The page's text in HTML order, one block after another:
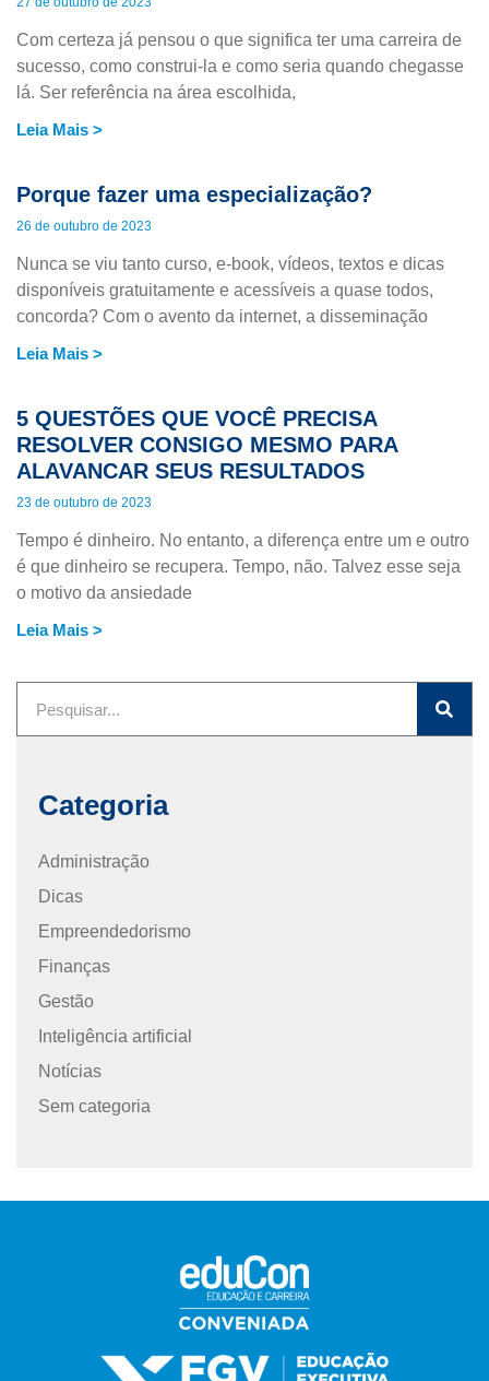
Com certeza já pensou o que significa ter uma carreira de
sucesso, como construi-la e como seria quando chegasse
lá. Ser referência na área escolhida,
Leia Mais >
Porque fazer uma especialização?
26 de outubro de 2023
Nunca se viu tanto curso, e-book, vídeos, textos e dicas
disponíveis gratuitamente e acessíveis a quase todos,
concorda? Com o avento da internet, a disseminação
Leia Mais >
5 QUESTÕES QUE VOCÊ PRECISA
RESOLVER CONSIGO MESMO PARA
ALAVANCAR SEUS RESULTADOS
23 de outubro de 2023
Tempo é dinheiro. No entanto, a diferença entre um e outro
é que dinheiro se recupera. Tempo, não. Talvez esse seja
o motivo da ansiedade
Leia Mais >
Categoria
Administração
Dicas
Empreendedorismo
Finanças
Gestão
Inteligência artificial
Notícias
Sem categoria